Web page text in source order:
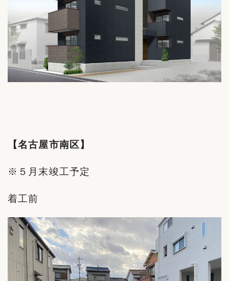
【名古屋市南区】
※５月末竣工予定
着工前